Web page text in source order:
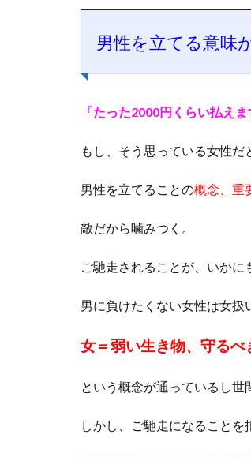
男性を立てる意味
「たった2000円くらい払えま
もし、そう思っている女性だ
男性を立てることの概念、重
敵だから噛みつく。
ご馳走されることが、いかに
男に負けたくない女性は女扱
女＝弱い生き物、守るべ
という概念が通っているし世
しかし、ご馳走になることを